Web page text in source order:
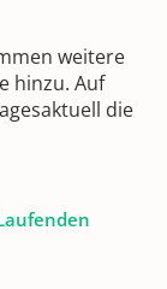
weitere
hinzu. Auf
die